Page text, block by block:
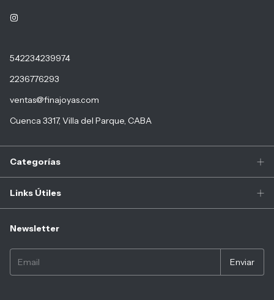
542234239974
2236776293
ventas@finajoyas.com
Cuenca 3317, Villa del Parque, CABA
Categorías
Links Útiles
Newsletter